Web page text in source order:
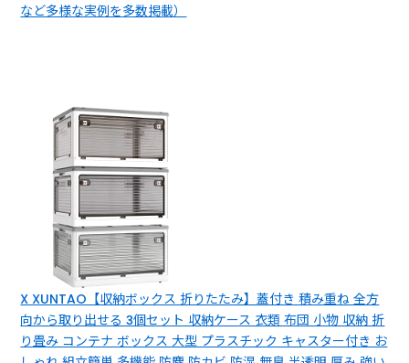
など多様な実例を多数掲載）
X XUNTAO【収納ボックス 折りたたみ】蓋付き 積み重ね 全方
向から取り出せる 3個セット 収納ケース 衣類 布団 小物 収納 折
り畳み コンテナ ボックス 大型 プラスチック キャスター付き お